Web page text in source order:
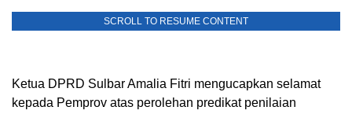
SCROLL TO RESUME CONTENT
Ketua DPRD Sulbar Amalia Fitri mengucapkan selamat
kepada Pemprov atas perolehan predikat penilaian